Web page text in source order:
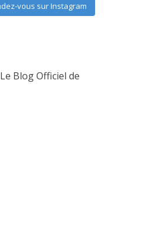
vous sur Instagram
Blog Officiel de